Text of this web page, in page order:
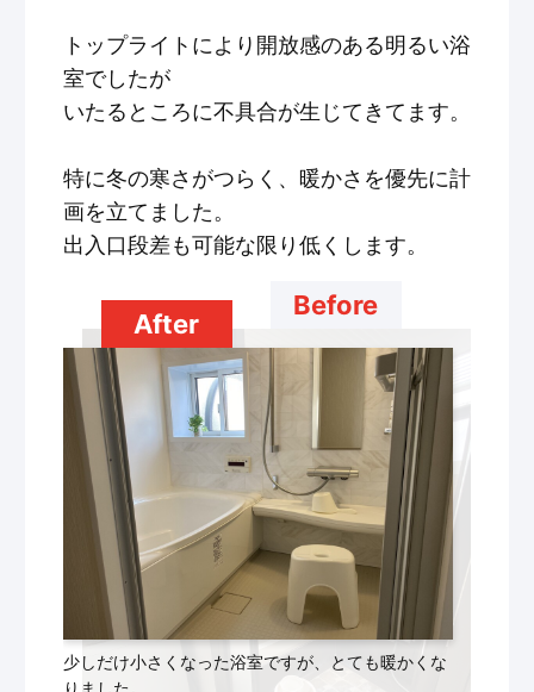
トップライトにより開放感のある明るい浴
室でしたが
いたるところに不具合が生じてきてます。
特に冬の寒さがつらく、暖かさを優先に計
画を立てました。
出入口段差も可能な限り低くします。
Before
少しだけ小さくなった浴室ですが、とても暖かくな
りました。
After